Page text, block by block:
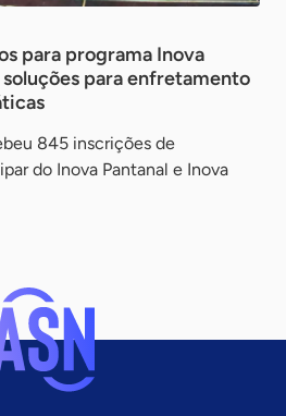
para programa Inova
para enfretamento
845 inscrições de
do Inova Pantanal e Inova